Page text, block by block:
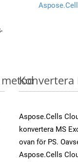
-
Konvertera
Aspose.Cells
konvertera MS
ovan för PS.
Aspose.Cells